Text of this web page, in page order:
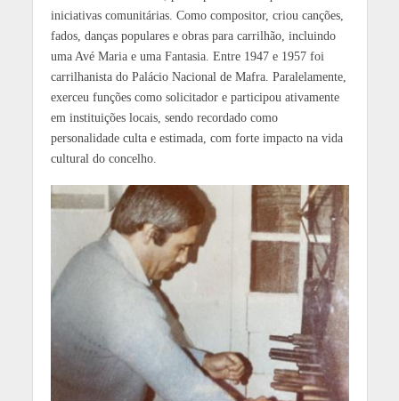
iniciativas comunitárias. Como compositor, criou canções,
fados, danças populares e obras para carrilhão, incluindo
uma Avé Maria e uma Fantasia. Entre 1947 e 1957 foi
carrilhanista do Palácio Nacional de Mafra. Paralelamente,
exerceu funções como solicitador e participou ativamente
em instituições locais, sendo recordado como
personalidade culta e estimada, com forte impacto na vida
cultural do concelho.